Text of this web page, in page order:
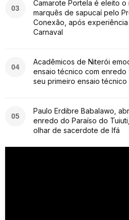
03
Camarote Portela é eleito o
marquês de sapucaí pelo
Conexão, após
Carnaval
04
Acadêmicos de Niterói
ensaio técnico com enredo
seu primeiro ensaio técnico
05
Paulo Erdibre Babalawo,
enredo do Paraíso do
olhar de sacerdote de Ifá